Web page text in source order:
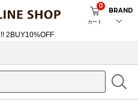
カート
0
BRAND